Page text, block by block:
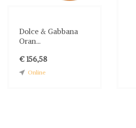
Dolce & Gabbana
Oran...
€ 156,58
Online